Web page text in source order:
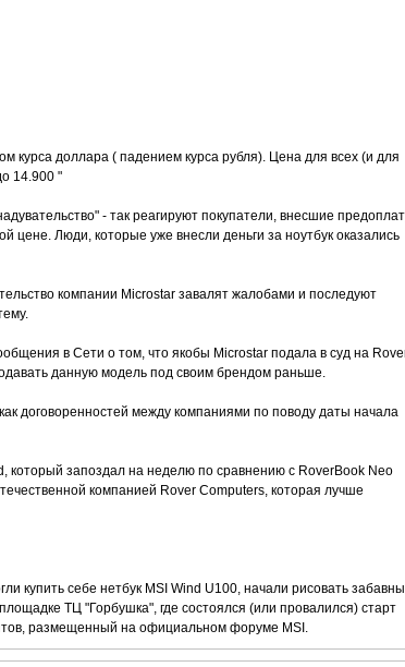
курса доллара ( падением курса рубля). Цена для всех (и для
14.900 "
- так реагируют покупатели, внесшие
цене. Люди, которые уже внесли деньги за ноутбук оказались
компании Microstar завалят жалобами и последуют
в Сети о том, что якобы Microstar подала в суд на
данную модель под своим брендом раньше.
договоренностей между компаниями по поводу даты начала
который запоздал на неделю по сравнению с RoverBook Neo
компанией Rover Computers, которая лучше
купить себе нетбук MSI Wind U100, начали рисовать
ТЦ "Горбушка", где состоялся (или провалился) старт
размещенный на официальном форуме MSI.